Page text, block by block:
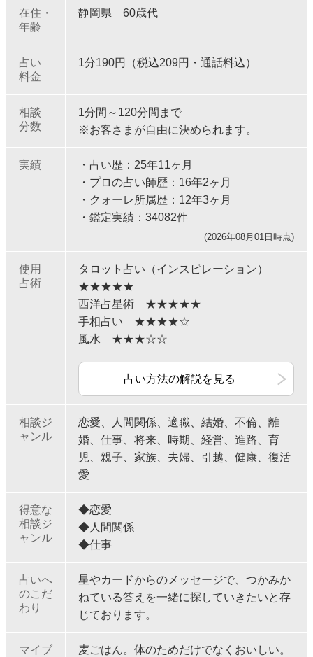
在住・
年齢
静岡県 60歳代
占い
料金
1分190円（税込209円・通話料込）
相談
分数
1分間～120分間まで
※お客さまが自由に決められます。
実績
・占い歴：25年11ヶ月
・プロの占い師歴：16年2ヶ月
・クォーレ所属歴：12年3ヶ月
・鑑定実績：34082件
(2026年08月01日時点)
使用
占術
タロット占い（インスピレーション）
★★★★★
西洋占星術 ★★★★★
手相占い ★★★★☆
風水 ★★★☆☆
占い方法の解説を見る
相談ジ
ャンル
恋愛、人間関係、適職、結婚、不倫、離
婚、仕事、将来、時期、経営、進路、育
児、親子、家族、夫婦、引越、健康、復活
愛
得意な
相談ジ
ャンル
◆恋愛
◆人間関係
◆仕事
占いへ
のこだ
わり
星やカードからのメッセージで、つかみか
ねている答えを一緒に探していきたいと存
じております。
マイブ
麦ごはん。体のためだけでなくおいしい。